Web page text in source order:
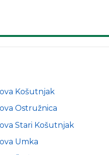
Košutnjak
Ostružnica
Stari Košutnjak
Umka